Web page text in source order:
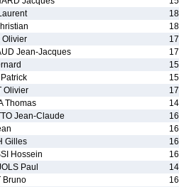
Olivier
Jean-Jacques
Olivier
Thomas
Jean-Claude
Gilles
Hossein
Paul
Bruno